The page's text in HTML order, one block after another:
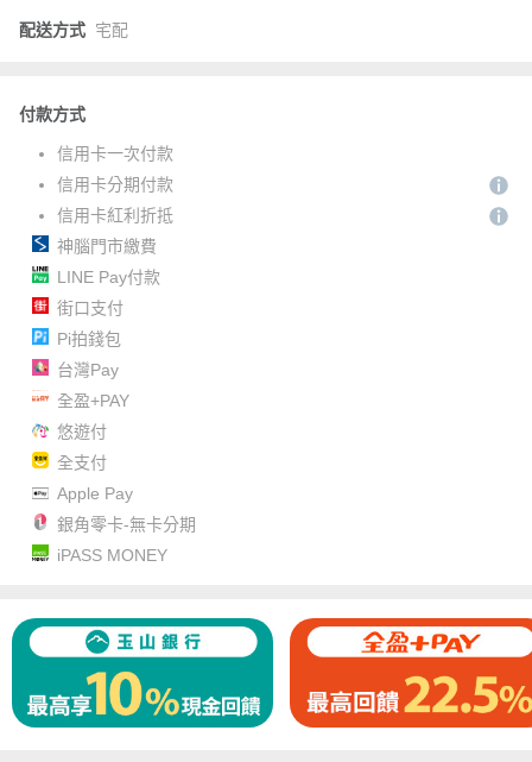
配送方式 宅配
付款方式
信用卡一次付款
信用卡分期付款
信用卡紅利折抵
神腦門市繳費
LINE Pay付款
街口支付
Pi拍錢包
台灣Pay
全盈+PAY
悠遊付
全支付
Apple Pay
銀角零卡-無卡分期
iPASS MONEY